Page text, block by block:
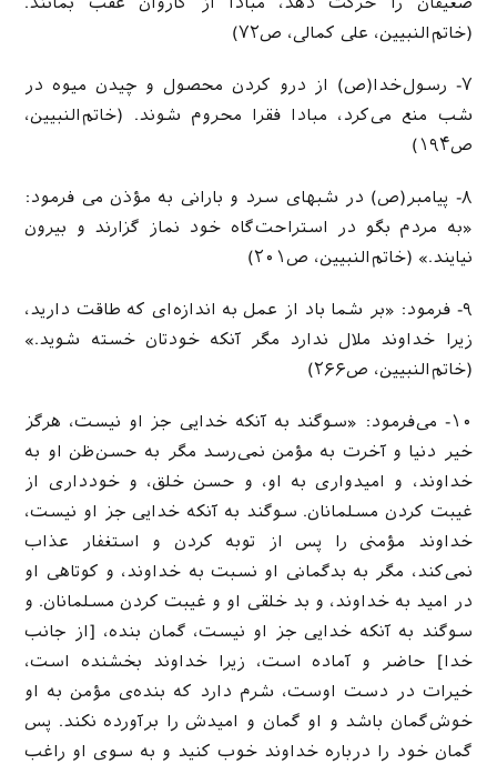
(خاتم‌النبیین، علی کمالی، ص۷۲)
۷- رسول‌خدا(ص) از درو کردن محصول و چیدن میوه در
شب منع می‌کرد، مبادا فقرا محروم شوند. (خاتم‌النبیین،
ص۱۹۴)
۸- پیامبر(ص) در شبهای سرد و بارانی به مؤذن می فرمود:
«به مردم بگو در استراحت‌گاه خود نماز گزارند و بیرون
نیایند.» (خاتم‌النبیین، ص۲۰۱)
۹- فرمود: «بر شما باد از عمل به اندازه‌ای که طاقت دارید،
زیرا خداوند ملال ندارد مگر آنکه خودتان خسته شوید.»
(خاتم‌النبیین، ص۲۶۶)
۱۰- می‌فرمود: «سوگند به آنکه خدایی جز او نیست، هرگز
خیر دنیا و آخرت به مؤمن نمی‌رسد مگر به حسن‌ظن او به
خداوند، و امیدواری به او، و حسن خلق، و خودداری از
غیبت کردن مسلمانان. سوگند به آنکه خدایی جز او نیست،
خداوند مؤمنی را پس از توبه کردن و استغفار عذاب
نمی‌کند، مگر به بدگمانی او نسبت به خداوند، و کوتاهی او
در امید به خداوند، و بد خلقی او و غیبت کردن مسلمانان. و
سوگند به آنکه خدایی جز او نیست، گمان بنده، [از جانب
خدا] حاضر و آماده است، زیرا خداوند بخشنده است،
خیرات در دست اوست، شرم دارد که بنده‌ی مؤمن به او
خوش‌گمان باشد و او گمان و امیدش را برآورده نکند. پس
گمان خود را درباره خداوند خوب کنید و به سوی او راغب